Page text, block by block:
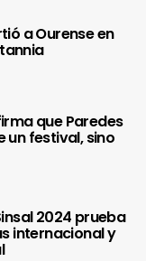
a Ourense en
que Paredes
un festival, sino
2024 prueba
internacional y